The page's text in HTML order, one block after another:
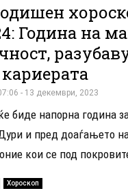
Година на
- 13 декември, 2023
биде напорна година
и пред доаѓањето
кои се под
Хороскоп